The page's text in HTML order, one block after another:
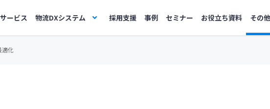
ービス 物流DXシステム 採用支援 事例 セミナー お役立ち資料 その他
適化